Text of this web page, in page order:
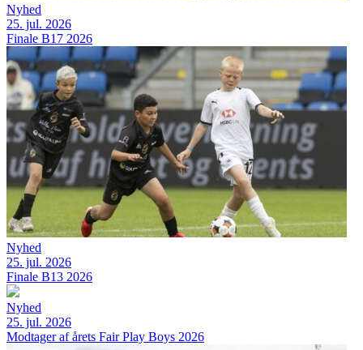
Nyhed
25. jul. 2026
Finale B17 2026
Nyhed
25. jul. 2026
Finale B13 2026
Nyhed
25. jul. 2026
Modtager af årets Fair Play Boys 2026